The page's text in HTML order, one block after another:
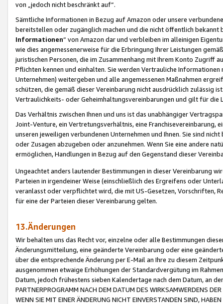
von „jedoch nicht beschränkt auf“.
Sämtliche Informationen in Bezug auf Amazon oder unsere
bereitstellen oder zugänglich machen und die nicht öffentlich
Informationen“ von Amazon dar und verbleiben im alleinigen
wie dies angemessenerweise für die Erbringung Ihrer Leistungen
juristischen Personen, die im Zusammenhang mit Ihrem Konto
Pflichten kennen und einhalten. Sie werden Vertrauliche
Unternehmen) weitergeben und alle angemessenen Maßnahmen
schützen, die gemäß dieser Vereinbarung nicht ausdrücklich zulässig
Vertraulichkeits- oder Geheimhaltungsvereinbarungen und gilt für die
Das Verhältnis zwischen Ihnen und uns ist das unabhängiger
Joint-Venture, ein Vertretungsverhältnis, eine Franchisevereinbarung,
unseren jeweiligen verbundenen Unternehmen und Ihnen. Sie sind
oder Zusagen abzugeben oder anzunehmen. Wenn Sie eine andere
ermöglichen, Handlungen in Bezug auf den Gegenstand dieser
Ungeachtet anders lautender Bestimmungen in dieser Vereinbarung
Parteien in irgendeiner Weise (einschließlich des Ergreifens oder
veranlasst oder verpflichtet wird, die mit US-Gesetzen, Vorschriften,
für eine der Parteien dieser Vereinbarung gelten.
13.Änderungen
Wir behalten uns das Recht vor, einzelne oder alle Bestimmungen
Änderungsmitteilung, eine geänderte Vereinbarung oder eine
über die entsprechende Änderung per E-Mail an Ihre zu diesem
ausgenommen etwaige Erhöhungen der Standardvergütung im
Datum, jedoch frühestens sieben Kalendertage nach dem Datum, an
PARTNERPROGRAMM NACH DEM DATUM DES WIRKSAMWERDENS
WENN SIE MIT EINER ÄNDERUNG NICHT EINVERSTANDEN SIND,